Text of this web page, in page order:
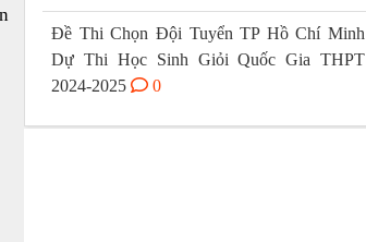
Đề Thi Chọn Đội Tuyển TP Hồ Chí Minh
Dự Thi Học Sinh Giỏi Quốc Gia THPT
2024-2025
0